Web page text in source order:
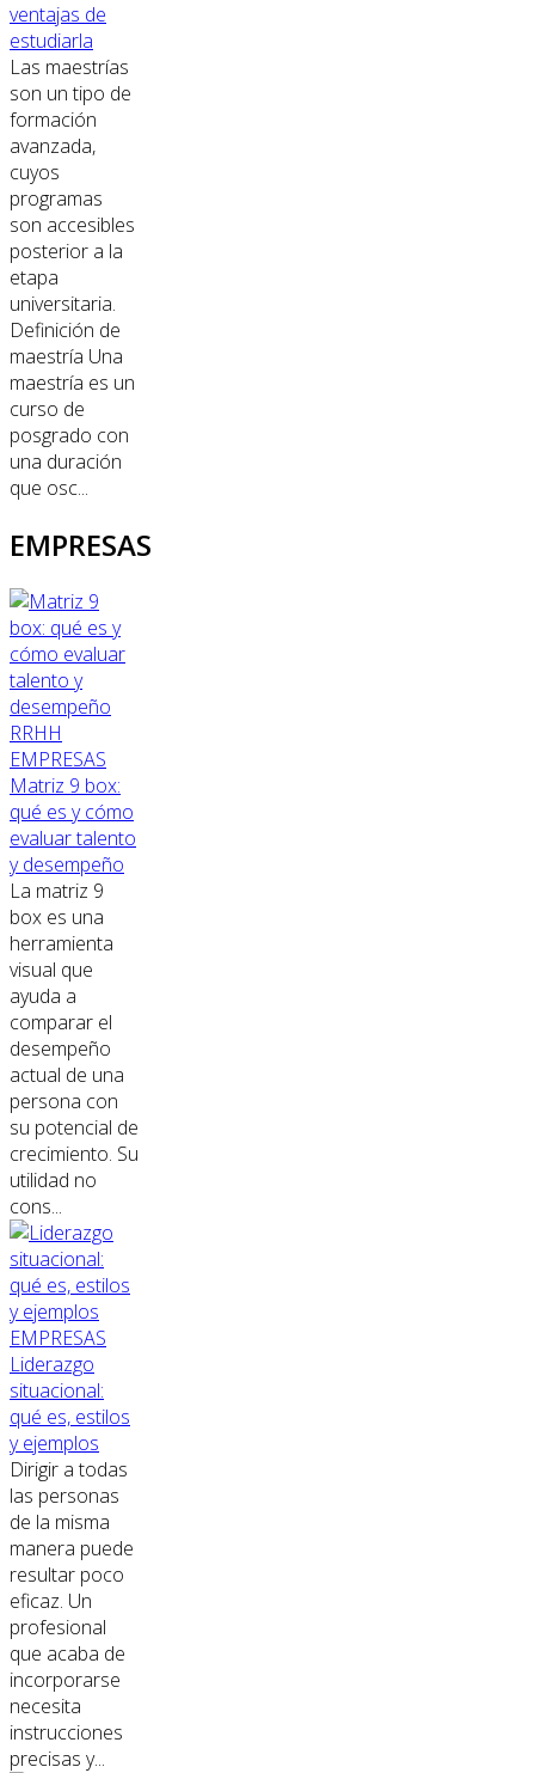
ventajas de
estudiarla
Las maestrías
son un tipo de
formación
avanzada,
cuyos
programas
son accesibles
posterior a la
etapa
universitaria.
Definición de
maestría Una
maestría es un
curso de
posgrado con
una duración
que osc...
EMPRESAS
RRHH
EMPRESAS
Matriz 9 box:
qué es y cómo
evaluar talento
y desempeño
La matriz 9
box es una
herramienta
visual que
ayuda a
comparar el
desempeño
actual de una
persona con
su potencial de
crecimiento. Su
utilidad no
cons...
EMPRESAS
Liderazgo
situacional:
qué es, estilos
y ejemplos
Dirigir a todas
las personas
de la misma
manera puede
resultar poco
eficaz. Un
profesional
que acaba de
incorporarse
necesita
instrucciones
precisas y...